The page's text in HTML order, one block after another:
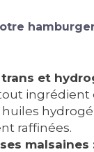
trans et
ingrédient
huiles
raffinées.
malsaines